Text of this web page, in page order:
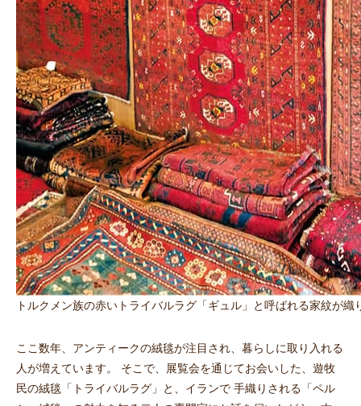
トルクメン族の赤いトライバルラグ「ギュル」と呼ばれる家紋が織
ここ数年、アンティークの絨毯が注目され、暮らしに取り入れる
人が増えています。 そこで、展覧会を通じてお会いした、遊牧
民の絨毯「トライバルラグ」と、イランで 手織りされる「ペル